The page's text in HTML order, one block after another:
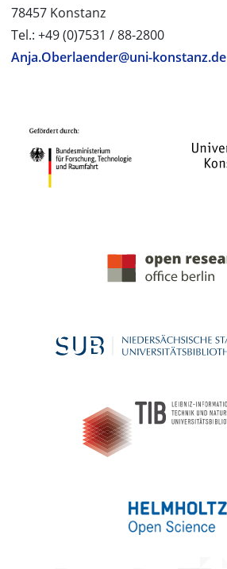
78457 Konstanz
Tel.: +49 (0)7531 / 88-2800
Anja.Oberlaender@uni-konstanz.de